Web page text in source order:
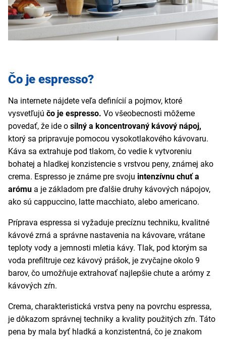
Čo je espresso?
Na internete nájdete veľa definícií a pojmov, ktoré
vysvetľujú čo je espresso. Vo všeobecnosti môžeme
povedať, že ide o silný a koncentrovaný kávový nápoj,
ktorý sa pripravuje pomocou vysokotlakového kávovaru.
Káva sa extrahuje pod tlakom, čo vedie k vytvoreniu
bohatej a hladkej konzistencie s vrstvou peny, známej ako
crema. Espresso je známe pre svoju intenzívnu chuť a
arómu a je základom pre ďalšie druhy kávových nápojov,
ako sú cappuccino, latte macchiato, alebo americano.
Príprava espressa si vyžaduje precíznu techniku, kvalitné
kávové zrná a správne nastavenia na kávovare, vrátane
teploty vody a jemnosti mletia kávy. Tlak, pod ktorým sa
voda prefiltruje cez kávový prášok, je zvyčajne okolo 9
barov, čo umožňuje extrahovať najlepšie chute a arómy z
kávových zŕn.
Crema, charakteristická vrstva peny na povrchu espressa,
je dôkazom správnej techniky a kvality použitých zŕn. Táto
pena by mala byť hladká a konzistentná, čo je znakom